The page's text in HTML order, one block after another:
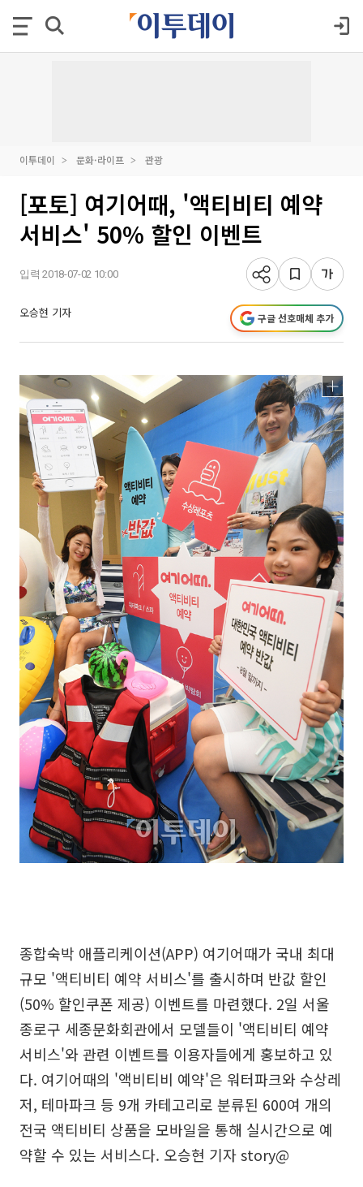
이투데이 문화·라이프 관광
[포토] 여기어때, '액티비티 예약
서비스' 50% 할인 이벤트
입력 2018-07-02 10:00
오승현 기자 구글 선호매체 추가
종합숙박 애플리케이션(APP) 여기어때가 국내 최대
규모 '액티비티 예약 서비스'를 출시하며 반값 할인
(50% 할인쿠폰 제공) 이벤트를 마련했다. 2일 서울
종로구 세종문화회관에서 모델들이 '액티비티 예약
서비스'와 관련 이벤트를 이용자들에게 홍보하고 있
다. 여기어때의 '액비티비 예약'은 워터파크와 수상레
저, 테마파크 등 9개 카테고리로 분류된 600여 개의
전국 액티비티 상품을 모바일을 통해 실시간으로 예
약할 수 있는 서비스다. 오승현 기자 story@